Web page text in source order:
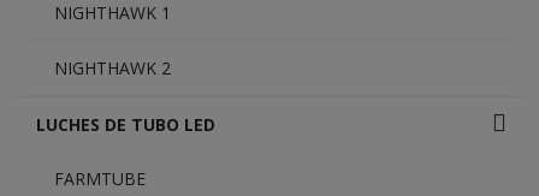
NIGHTHAWK 1
NIGHTHAWK 2
LUCHES DE TUBO LED
FARMTUBE